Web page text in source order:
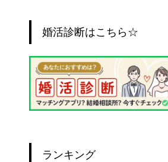
婚活診断はこちら☆
ランキング